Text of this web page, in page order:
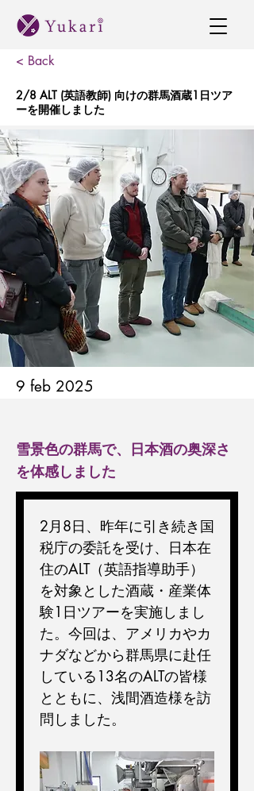
< Back
2/8 ALT (英語教師) 向けの群馬酒蔵1日ツア
ーを開催しました
9 feb 2025
雪景色の群馬で、日本酒の奥深さ
を体感しました
2月8日、昨年に引き続き国
税庁の委託を受け、日本在
住のALT（英語指導助手）
を対象とした酒蔵・産業体
験1日ツアーを実施しまし
た。今回は、アメリカやカ
ナダなどから群馬県に赴任
している13名のALTの皆様
とともに、浅間酒造様を訪
問しました。